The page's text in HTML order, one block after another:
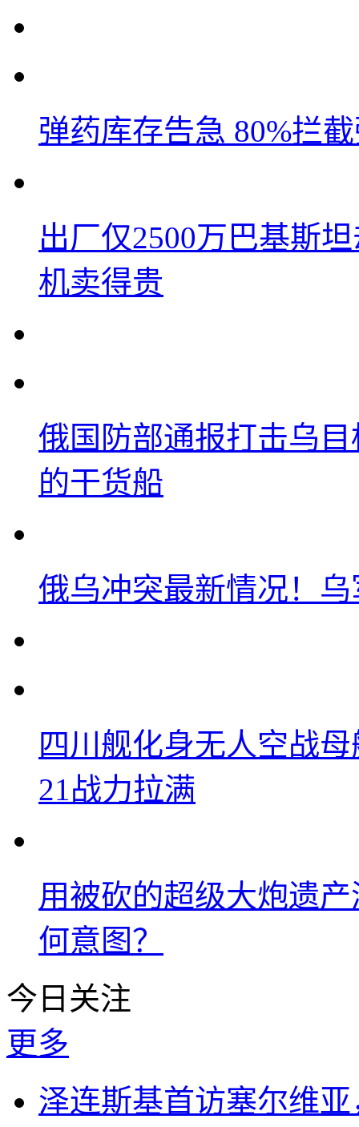
弹药库存告急 80%拦
出厂仅2500万巴基斯
机卖得贵
俄国防部通报打击乌
的干货船
俄乌冲突最新情况！
四川舰化身无人空战
21战力拉满
用被砍的超级大炮遗
何意图？
今日关注
更多
泽连斯基首访塞尔维